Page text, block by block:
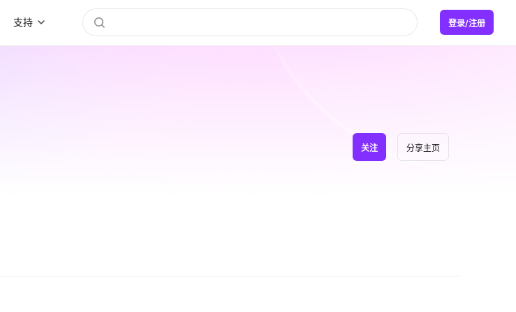
支持 登录/注册
关注 分享主页